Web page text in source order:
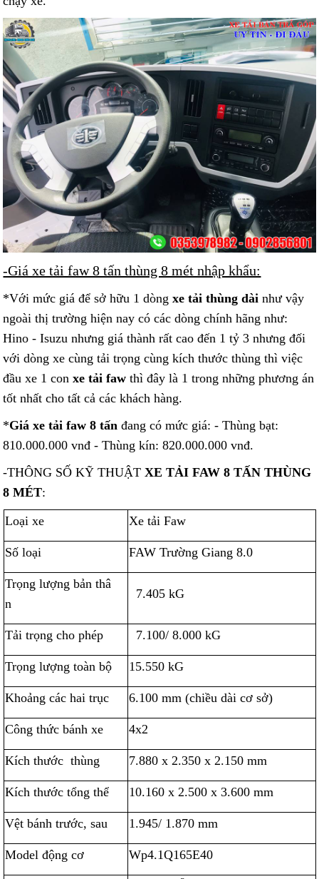
-Giá xe tải faw 8 tấn thùng 8 mét nhập khẩu:
*Với mức giá để sở hữu 1 dòngxe tải thùng dài như vậy
ngoài thị trường hiện nay có các dòng chính hãng như:
Hino - Isuzu nhưng giá thành rất cao đến 1 tỷ 3 nhưng đối
với dòng xe cùng tải trọng cùng kích thước thùng thì việc
đầu xe 1 conxe tải faw thì đây là 1 trong những phương án
tốt nhất cho tất cả các khách hàng.
*Giá xe tải faw 8 tấn đang có mức giá: - Thùng bạt:
810.000.000 vnđ - Thùng kín: 820.000.000 vnđ.
-THÔNG SỐ KỸ THUẬTXE TẢI FAW 8 TẤN THÙNG
8 MÉT:
Loại xe
Xe tải Faw
Số loại FAW Trường Giang 8.0
Trọng lượng bản thâ
n
7.405 kG
Tải trọng cho phép 7.100/ 8.000 kG
Trọng lượng toàn bộ 15.550 kG
Khoảng các hai trục 6.100 mm (chiều dài cơ sở)
Công thức bánh xe 4x2
Kích thước thùng 7.880 x 2.350 x 2.150 mm
Kích thước tổng thể 10.160 x 2.500 x 3.600 mm
Vệt bánh trước, sau 1.945/ 1.870 mm
Model động cơ Wp4.1Q165E40